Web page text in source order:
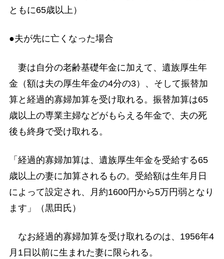
ともに65歳以上）
●夫が先に亡くなった場合
妻は自分の老齢基礎年金に加えて、遺族厚生年
金（額は夫の厚生年金の4分の3）、そして振替加
算と経過的寡婦加算を受け取れる。振替加算は65
歳以上の専業主婦などがもらえる年金で、夫の死
後も終身で受け取れる。
「経過的寡婦加算は、遺族厚生年金を受給する65
歳以上の妻に加算されるもの。受給額は生年月日
によって設定され、月約1600円から5万円弱となり
ます」（黒田氏）
なお経過的寡婦加算を受け取れるのは、1956年4
月1日以前に生まれた妻に限られる。